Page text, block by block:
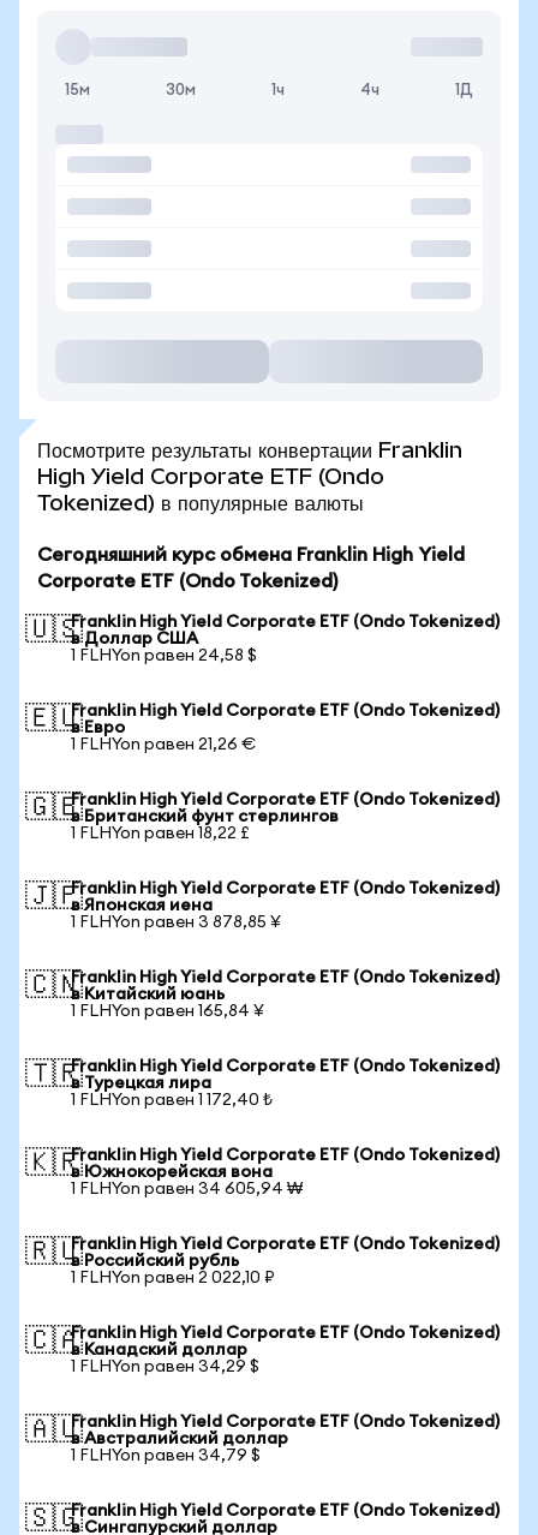
15м 30м 1ч 4ч 1Д
Посмотрите результаты конвертации Franklin
High Yield Corporate ETF (Ondo
Tokenized) в популярные валюты
Сегодняшний курс обмена Franklin High Yield
Corporate ETF (Ondo Tokenized)
🇺🇸Franklin High Yield Corporate ETF (Ondo Tokenized)
в Доллар США
1 FLHYon равен 24,58 $
🇪🇺Franklin High Yield Corporate ETF (Ondo Tokenized)
в Евро
1 FLHYon равен 21,26 €
🇬🇧Franklin High Yield Corporate ETF (Ondo Tokenized)
в Британский фунт стерлингов
1 FLHYon равен 18,22 £
🇯🇵Franklin High Yield Corporate ETF (Ondo Tokenized)
в Японская иена
1 FLHYon равен 3 878,85 ¥
🇨🇳Franklin High Yield Corporate ETF (Ondo Tokenized)
в Китайский юань
1 FLHYon равен 165,84 ¥
🇹🇷Franklin High Yield Corporate ETF (Ondo Tokenized)
в Турецкая лира
1 FLHYon равен 1 172,40 ₺
🇰🇷Franklin High Yield Corporate ETF (Ondo Tokenized)
в Южнокорейская вона
1 FLHYon равен 34 605,94 ₩
🇷🇺Franklin High Yield Corporate ETF (Ondo Tokenized)
в Российский рубль
1 FLHYon равен 2 022,10 ₽
🇨🇦Franklin High Yield Corporate ETF (Ondo Tokenized)
в Канадский доллар
1 FLHYon равен 34,29 $
🇦🇺Franklin High Yield Corporate ETF (Ondo Tokenized)
в Австралийский доллар
1 FLHYon равен 34,79 $
🇸🇬Franklin High Yield Corporate ETF (Ondo Tokenized)
в Сингапурский доллар